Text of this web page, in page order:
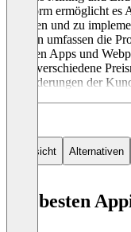
Plattform ermöglicht
erstellen und zu
Appian umfassen die
mobilen Apps und
bietet verschiedene
Anforderungen der
Übersicht Alternativen
Die besten